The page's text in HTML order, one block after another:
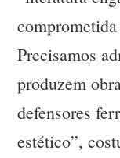
Precisamos
produzem
defensores
estético”,